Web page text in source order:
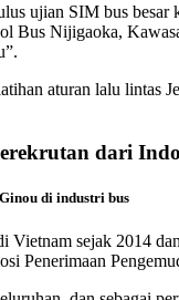
ujian SIM bus
Nijigaoka,
aturan lalu
dari
di industri bus
sejak 2014
Penerimaan